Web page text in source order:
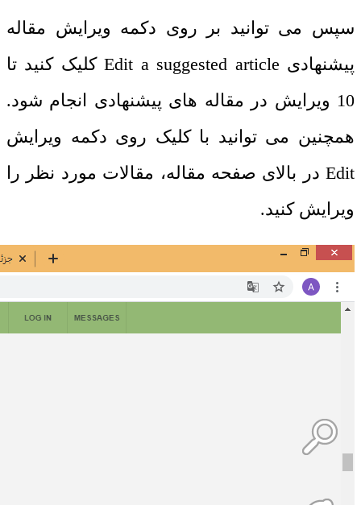
سپس می توانید بر روی دکمه ویرایش مقاله
پیشنهادی Edit a suggested articleکلیک کنید تا
10 ویرایش در مقاله های پیشنهادی انجام شود.
همچنین می توانید با کلیک روی دکمه ویرایش
Edit در بالای صفحه مقاله، مقالات مورد نظر را
ویرایش کنید.